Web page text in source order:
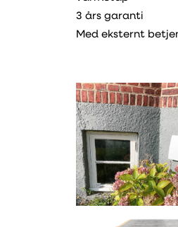
3 års garanti
Med eksternt